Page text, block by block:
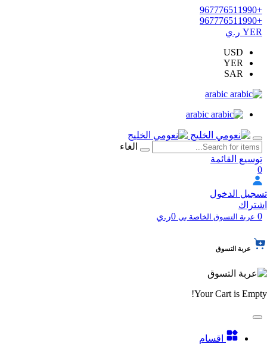
+967776511990
+967776511990
YER ر.ي
USD
YER
SAR
arabic
الغاء
توسيع القائمة
0
تسجيل الدخول
اشتراك
0 عربة التسوق الخاصة بي 0ر.ي
عربة التسوق
Your Cart is Empty!
اقسام